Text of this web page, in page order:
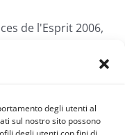
degli utenti al
sul nostro sito possono
de l'Esprit 2006,
,Franco Cardini,
,teologia